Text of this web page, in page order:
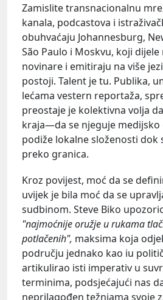
Zamislite transnacionalnu
kanala, podcastova i
obuhvaćaju Johannesburg,
São Paulo i Moskvu, koji
novinare i emitiraju na više
postoji. Talent je tu. Publika,
lećama vestern reportaža,
preostaje je kolektivna volja
kraja—da se njeguje
podiže lokalne složenosti dok
preko granica.
Kroz povijest, moć da se
uvijek je bila moć da se
sudbinom. Steve Biko
"najmoćnije oružje u rukama
potlačenih", maksima koja
području jednako kao iu
artikulirao isti imperativ u
terminima, podsjećajući nas
neprilagođen težnjama svoje